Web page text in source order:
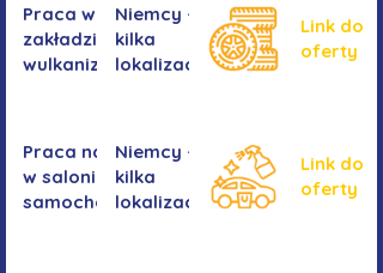
Praca w
zakładzie
wulkanizacyjnym
Niemcy -
kilka
lokalizacji
Link do
oferty
Praca na myjni
w salonie
samochodowym
Niemcy -
kilka
lokalizacji
Link do
oferty